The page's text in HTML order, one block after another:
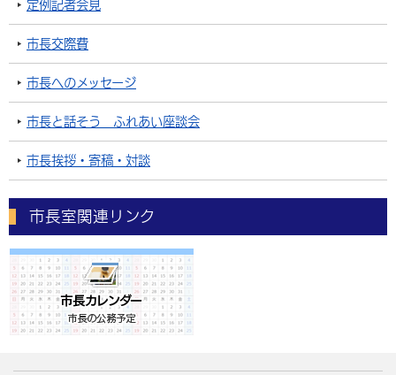
定例記者会見
市長交際費
市長へのメッセージ
市長と話そう ふれあい座談会
市長挨拶・寄稿・対談
市長室関連リンク